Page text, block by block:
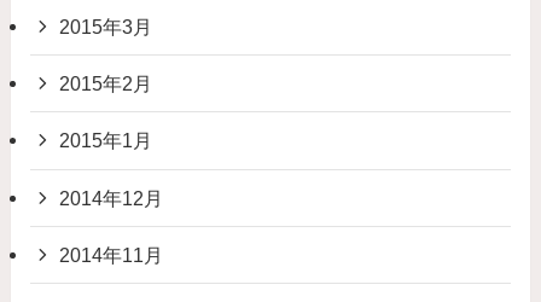
2015年3月
2015年2月
2015年1月
2014年12月
2014年11月